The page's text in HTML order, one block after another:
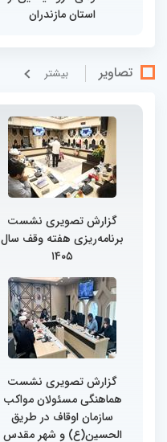
استان مازندران
تصاویر بيشتر
گزارش تصویری نشست
برنامه‌ریزی هفته وقف سال
۱۴۰۵
گزارش تصویری نشست
هماهنگی مسئولان مواکب
سازمان اوقاف در طریق
الحسین(ع) و شهر مقدس